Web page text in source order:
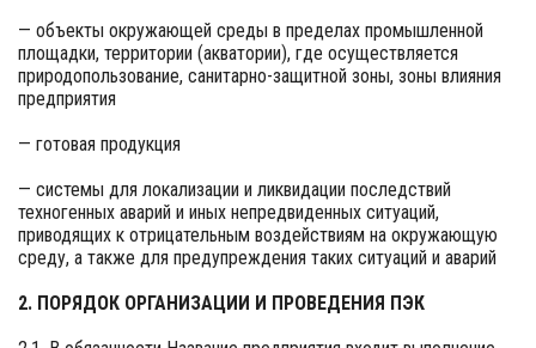
— объекты окружающей среды в пределах промышленной
площадки, территории (акватории), где осуществляется
природопользование, санитарно-защитной зоны, зоны влияния
предприятия
— готовая продукция
— системы для локализации и ликвидации последствий
техногенных аварий и иных непредвиденных ситуаций,
приводящих к отрицательным воздействиям на окружающую
среду, а также для предупреждения таких ситуаций и аварий
2. ПОРЯДОК ОРГАНИЗАЦИИ И ПРОВЕДЕНИЯ ПЭК